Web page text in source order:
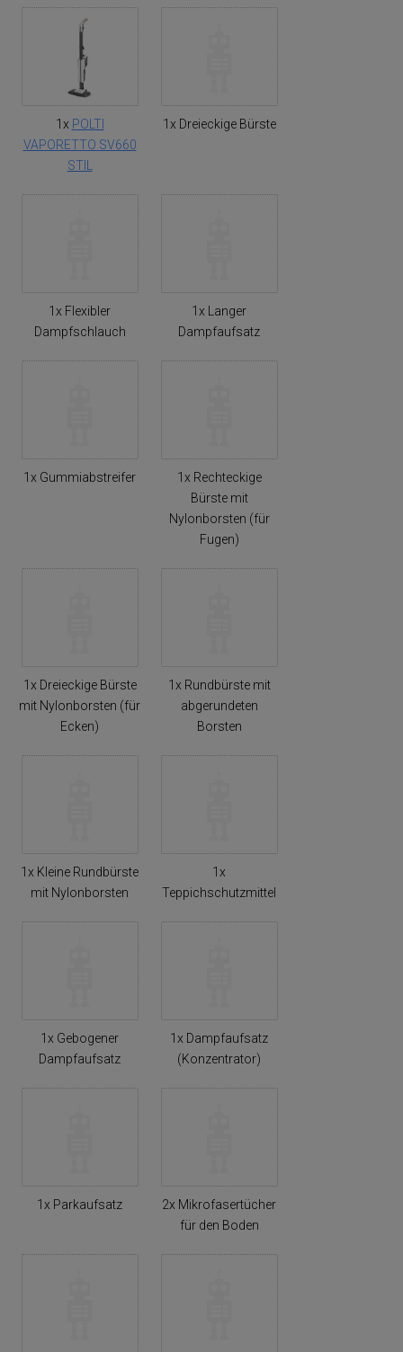
1x POLTI
VAPORETTO SV660
STIL
1x Dreieckige Bürste
1x Flexibler
Dampfschlauch
1x Langer
Dampfaufsatz
1x Gummiabstreifer
1x Rechteckige
Bürste mit
Nylonborsten (für
Fugen)
1x Dreieckige Bürste
mit Nylonborsten (für
Ecken)
1x Rundbürste mit
abgerundeten
Borsten
1x Kleine Rundbürste
mit Nylonborsten
1x
Teppichschutzmittel
1x Gebogener
Dampfaufsatz
1x Dampfaufsatz
(Konzentrator)
1x Parkaufsatz
2x Mikrofasertücher
für den Boden